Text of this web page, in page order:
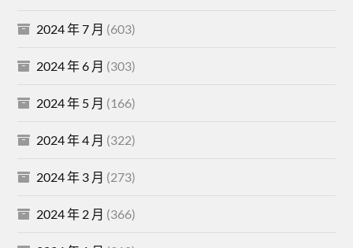
2024 年 7 月 (603)
2024 年 6 月 (303)
2024 年 5 月 (166)
2024 年 4 月 (322)
2024 年 3 月 (273)
2024 年 2 月 (366)